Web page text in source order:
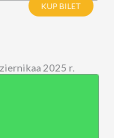
KUP BILET
2025 r.